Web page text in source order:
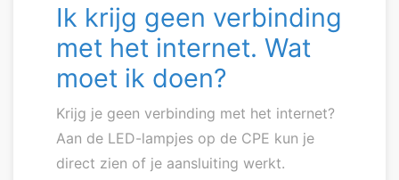
Ik krijg geen verbinding
met het internet. Wat
moet ik doen?
Krijg je geen verbinding met het internet?
Aan de LED-lampjes op de CPE kun je
direct zien of je aansluiting werkt.